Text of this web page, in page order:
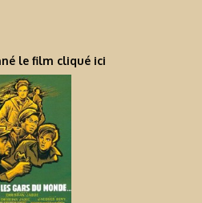
le film cliqué ici